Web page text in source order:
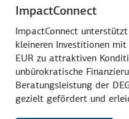
ImpactConnect
ImpactConnect
kleineren Investitionen
EUR zu attraktiven
unbürokratische
Beratungsleistung der
gezielt gefördert und